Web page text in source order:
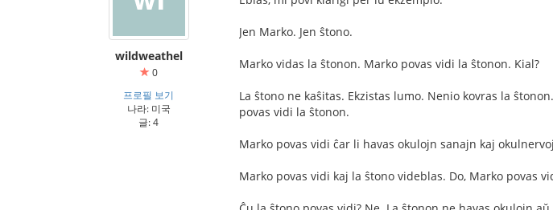
wildweathel
0
프로필 보기
나라: 미국
글: 4
Jen Marko. Jen ŝtono.
Marko vidas la ŝtonon. Marko povas vidi la ŝtonon. Kial?
La ŝtono ne kaŝitas. Ekzistas lumo. Nenio kovras la
povas vidi la ŝtonon.
Marko povas vidi ĉar li havas okulojn sanajn kaj
Marko povas vidi kaj la ŝtono videblas. Do, Marko povas